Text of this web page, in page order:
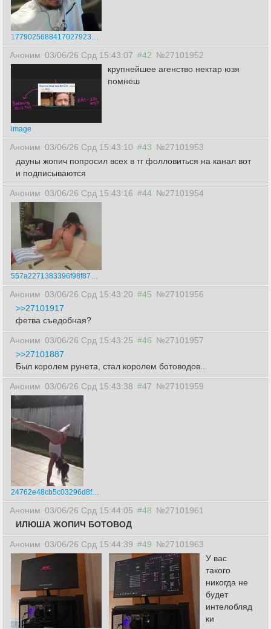
17790256884170279237.png
Аноним 03/06/26 Срд 15:43:07 #42 №27101952
image
крупнейшее агенство нектар юзя
помнеш
Аноним 03/06/26 Срд 15:43:10 #43 №27101953
дауны жопич попросил всех в тг фолловиться на канал вот
и подписываются
Аноним 03/06/26 Срд 15:43:16 #44 №27101954
557a2271383396f98f8790760fbf8f8b.webm
Аноним 03/06/26 Срд 15:43:20 #45 №27101956
>>27101917
фетва съедобная?
Аноним 03/06/26 Срд 15:43:25 #46 №27101957
>>27101887
Был королем рунета, стал королем ботоводов...
Аноним 03/06/26 Срд 15:43:38 #47 №27101959
24762e48cb5c03296d8fb175fae7f930.webm
Аноним 03/06/26 Срд 15:44:05 #48 №27101961
ИЛЮША ЖОПИЧ БОТОВОД
Аноним 03/06/26 Срд 15:44:39 #49 №27101963
У вас
такого
никогда не
будет
интелобляд
ки